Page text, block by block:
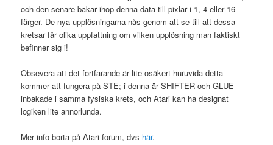
och den senare bakar ihop denna data till pixlar i 1, 4 eller 16
färger. De nya upplösningarna nås genom att se till att dessa
kretsar får olika uppfattning om vilken upplösning man faktiskt
befinner sig i!
Obsevera att det fortfarande är lite osäkert huruvida detta
kommer att fungera på STE; i denna är SHIFTER och GLUE
inbakade i samma fysiska krets, och Atari kan ha designat
logiken lite annorlunda.
Mer info borta på Atari-forum, dvs här.